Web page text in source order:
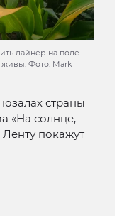
лайнер на поле -
живы. Фото: Mark
страны
«На солнце,
Ленту покажут